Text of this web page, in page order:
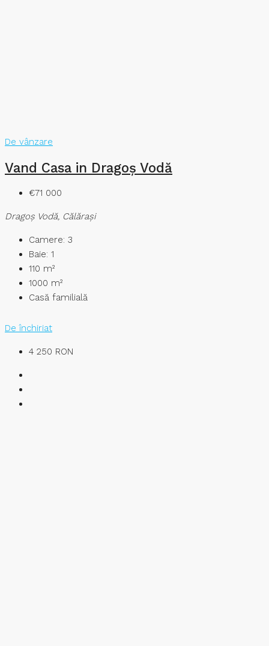
De vânzare
Vand Casa in Dragoș Vodă
€71 000
Dragoş Vodă, Călărași
Camere: 3
Baie: 1
110 m²
1000 m²
Casă familială
De închiriat
4 250 RON